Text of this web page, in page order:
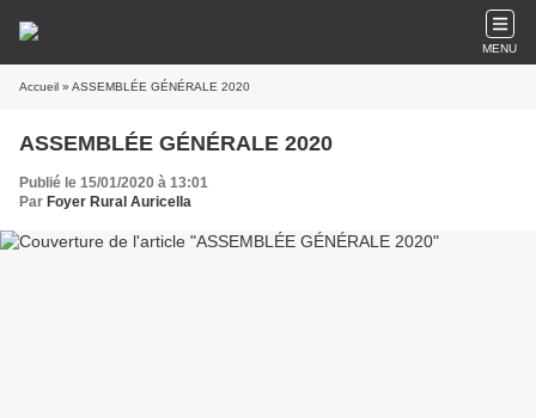
MENU
Accueil » ASSEMBLÉE GÉNÉRALE 2020
ASSEMBLÉE GÉNÉRALE 2020
Publié le 15/01/2020 à 13:01
Par Foyer Rural Auricella